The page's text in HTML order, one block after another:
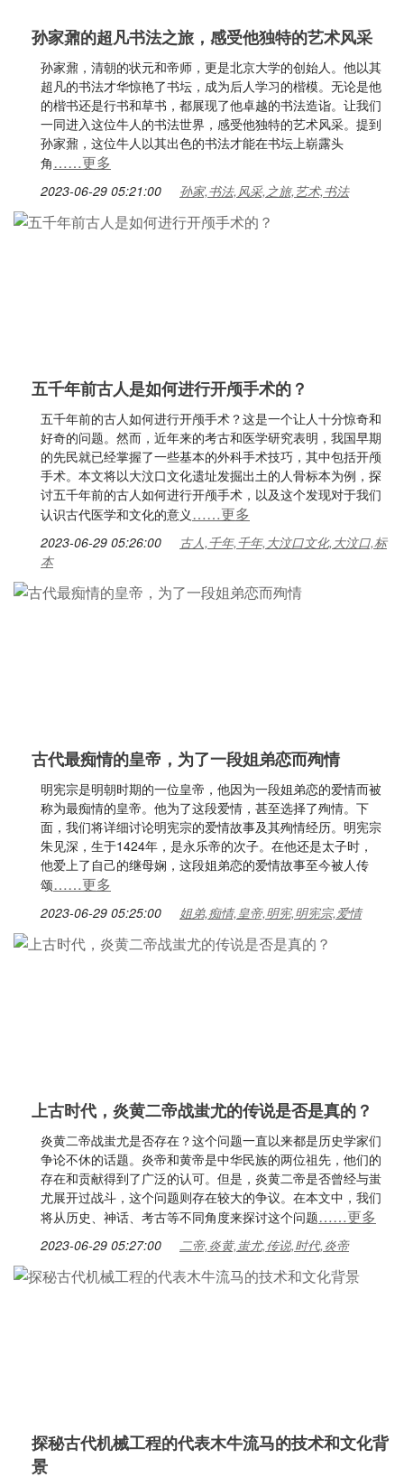
孙家鼐的超凡书法之旅，感受他独特的艺术风采
孙家鼐，清朝的状元和帝师，更是北京大学的创始人。他以其
超凡的书法才华惊艳了书坛，成为后人学习的楷模。无论是他
的楷书还是行书和草书，都展现了他卓越的书法造诣。让我们
一同进入这位牛人的书法世界，感受他独特的艺术风采。提到
孙家鼐，这位牛人以其出色的书法才能在书坛上崭露头
角……更多
2023-06-29 05:21:00 孙家,书法,风采,之旅,艺术,书法
五千年前古人是如何进行开颅手术的？
五千年前的古人如何进行开颅手术？这是一个让人十分惊奇和
好奇的问题。然而，近年来的考古和医学研究表明，我国早期
的先民就已经掌握了一些基本的外科手术技巧，其中包括开颅
手术。本文将以大汶口文化遗址发掘出土的人骨标本为例，探
讨五千年前的古人如何进行开颅手术，以及这个发现对于我们
认识古代医学和文化的意义……更多
2023-06-29 05:26:00
古人,千年,千年,大汶口文化,大汶口,标
本
古代最痴情的皇帝，为了一段姐弟恋而殉情
明宪宗是明朝时期的一位皇帝，他因为一段姐弟恋的爱情而被
称为最痴情的皇帝。他为了这段爱情，甚至选择了殉情。下
面，我们将详细讨论明宪宗的爱情故事及其殉情经历。明宪宗
朱见深，生于1424年，是永乐帝的次子。在他还是太子时，
他爱上了自己的继母娴，这段姐弟恋的爱情故事至今被人传
颂……更多
2023-06-29 05:25:00 姐弟,痴情,皇帝,明宪,明宪宗,爱情
上古时代，炎黄二帝战蚩尤的传说是否是真的？
炎黄二帝战蚩尤是否存在？这个问题一直以来都是历史学家们
争论不休的话题。炎帝和黄帝是中华民族的两位祖先，他们的
存在和贡献得到了广泛的认可。但是，炎黄二帝是否曾经与蚩
尤展开过战斗，这个问题则存在较大的争议。在本文中，我们
将从历史、神话、考古等不同角度来探讨这个问题……更多
2023-06-29 05:27:00 二帝,炎黄,蚩尤,传说,时代,炎帝
探秘古代机械工程的代表木牛流马的技术和文化背
景